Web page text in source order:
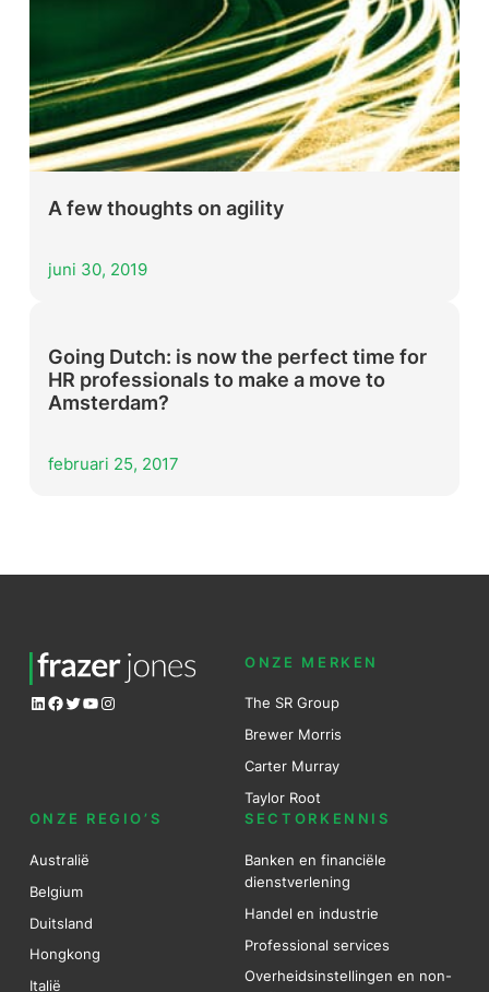
A few thoughts on agility
juni 30, 2019
Going Dutch: is now the perfect time for
HR professionals to make a move to
Amsterdam?
februari 25, 2017
LinkedIn
Facebook
Twitter
YouTube
Instagram
ONZE MERKEN
The SR Group
Brewer Morris
Carter Murray
Taylor Root
ONZE REGIO’S
Australië
Belgium
Duitsland
Hongkong
Italië
SECTORKENNIS
Banken en financiële
dienstverlening
Handel en industrie
Professional services
Overheidsinstellingen en non-